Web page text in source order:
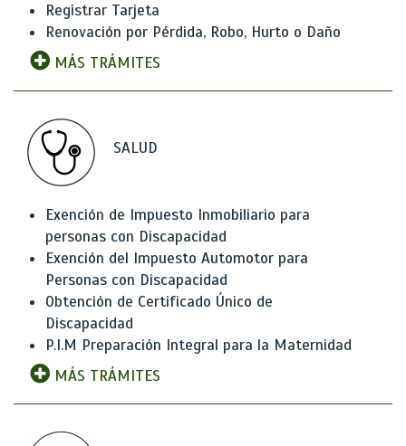
Registrar Tarjeta
Renovación por Pérdida, Robo, Hurto o Daño
MÁS TRÁMITES
SALUD
Exención de Impuesto Inmobiliario para
personas con Discapacidad
Exención del Impuesto Automotor para
Personas con Discapacidad
Obtención de Certificado Único de
Discapacidad
P.I.M Preparación Integral para la Maternidad
MÁS TRÁMITES